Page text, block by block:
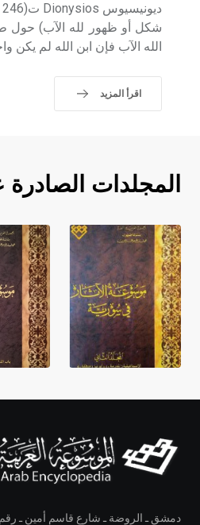
شكل أو ظهور لله الآب) حول
الله الآب فإن ابن الله لم يكن
اقرأ المزيد
المجلدات
دمشق ـ الروضة ـ شارع قاسم أمين ـ رقم 39